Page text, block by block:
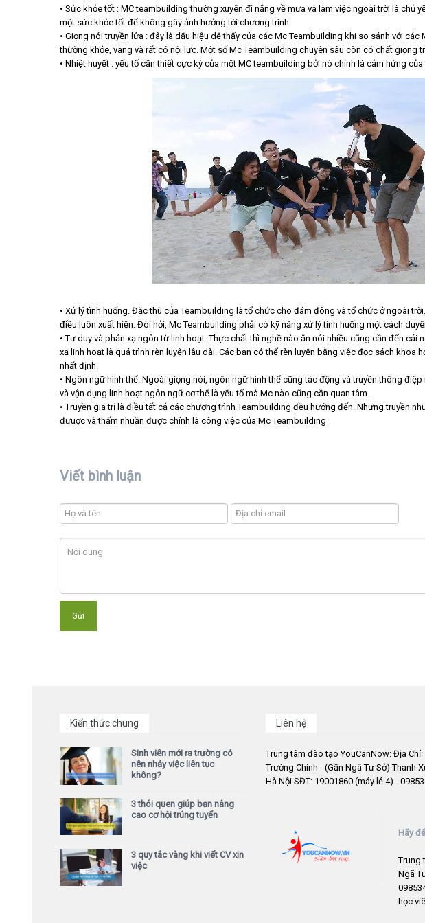
• Sức khỏe tốt : MC teambuilding thường xuyên đi nắng về mưa và làm việc ngoài trời là chủ
một sức khỏe tốt để không gây ảnh hưởng tới chương trình
• Giọng nói truyền lửa : đây là dấu hiệu dễ thấy của các Mc Teambuilding khi so sánh với
thừờng khỏe, vang và rất có nội lực. Một số Mc Teambuilding chuyên sâu còn có chất giọng
• Nhiệt huyết : yếu tố cần thiết cực kỳ của một MC teambuilding bởi nó chính là cảm hứng
• Xử lý tình huống. Đặc thù của Teambuilding là tổ chức cho đám đông và tổ chức ở ngoài
điều luôn xuất hiện. Đòi hỏi, Mc Teambuilding phải có kỹ năng xử lý tính huống một cách
• Tư duy và phản xạ ngôn từ linh hoạt. Thực chất thì nghề nào ăn nói nhiều cũng cần đến cái
xạ linh hoạt là quá trình rèn luyện lâu dài. Các bạn có thể rèn luyện bằng việc đọc sách khoa
nhất định.
• Ngôn ngữ hình thể. Ngoài giọng nói, ngôn ngữ hình thể cũng tác động và truyền thông điệp
và vận dụng linh hoạt ngôn ngữ cơ thể là yếu tố mà Mc nào cũng cần quan tâm.
• Truyền giá trị là điều tất cả các chương trình Teambuilding đều hướng đến. Nhưng truyền
đưuợc và thấm nhuần được chính là công việc của Mc Teambuilding
Viết bình luận
Kiến thức chung
Sinh viên mới ra trường có
nên nhảy việc liên tục
không?
3 thói quen giúp bạn nâng
cao cơ hội trúng tuyển
3 quy tắc vàng khi viết CV xin
việc
Liên hệ
Trung tâm đào tạo YouCanNow: Địa Chỉ:
Trường Chinh - (Gần Ngã Tư Sở) Thanh
Hà Nội SĐT: 19001860 (máy lẻ 4) -
Hãy
Trung
Ngã
học